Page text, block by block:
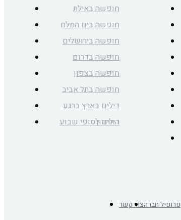
חופשה באילת
חופשה בים המלח
חופשה בירושלים
חופשה בדרום
חופשה בצפון
חופשה בתל אביב
דילים בארץ ברגע
האחרון
דילים לסופי שבוע
צור קשרפרופיל חברה